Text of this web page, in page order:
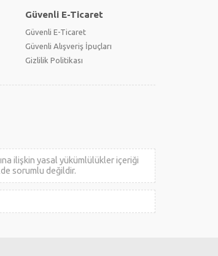
Güvenli E-Ticaret
Güvenli E-Ticaret
Güvenli Alışveriş İpuçları
Gizlilik Politikası
ilişkin yasal yükümlülükler içeriği
sorumlu değildir.